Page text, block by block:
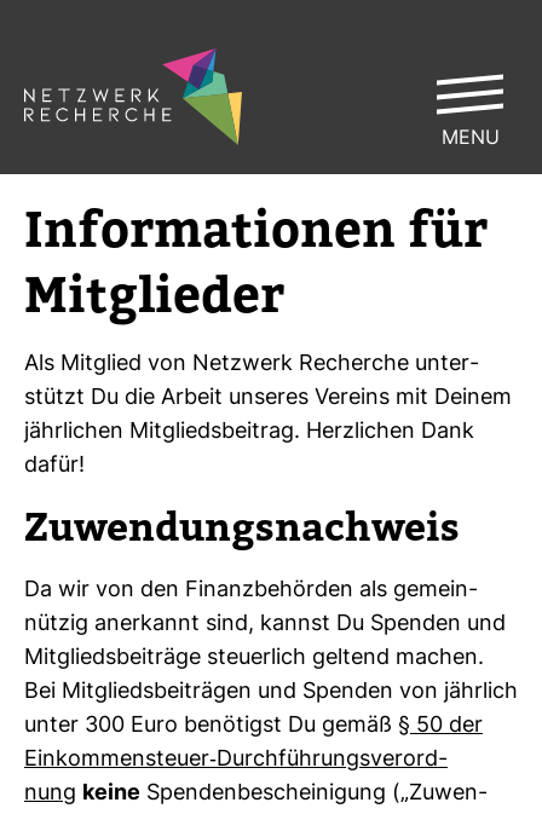
Infor­ma­tionen für
Mit­glieder
Als Mit­glied von Netz­werk Recherche unter­
stützt Du die Arbeit unseres Ver­eins mit Deinem
jähr­li­chen Mit­glieds­bei­trag. Herz­li­chen Dank
dafür!
Zuwen­dungs­nach­weis
Da wir von den Finanz­be­hörden als gemein­
nützig aner­kannt sind, kannst Du Spenden und
Mit­glieds­bei­träge steu­er­lich gel­tend machen.
Bei Mit­glieds­bei­trägen und Spenden von jähr­lich
unter 300 Euro benö­tigst Du gemäß § 50 der
Ein­kom­men­steuer-​Durch­füh­rungs­ver­ord­
nung keine Spen­den­be­schei­ni­gung („Zuwen­
MENU